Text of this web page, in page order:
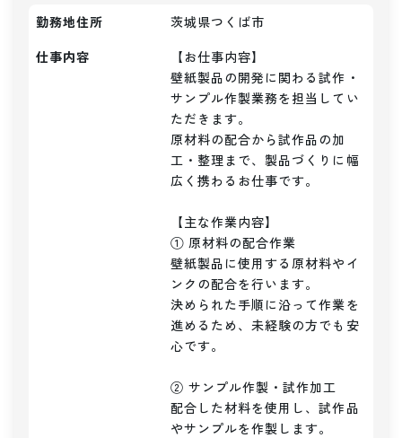
勤務地住所
茨城県つくば市
仕事内容
【お仕事内容】
壁紙製品の開発に関わる試作・
サンプル作製業務を担当してい
ただきます。
原材料の配合から試作品の加
工・整理まで、製品づくりに幅
広く携わるお仕事です。
【主な作業内容】
① 原材料の配合作業
壁紙製品に使用する原材料やイ
ンクの配合を行います。
決められた手順に沿って作業を
進めるため、未経験の方でも安
心です。
② サンプル作製・試作加工
配合した材料を使用し、試作品
やサンプルを作製します。